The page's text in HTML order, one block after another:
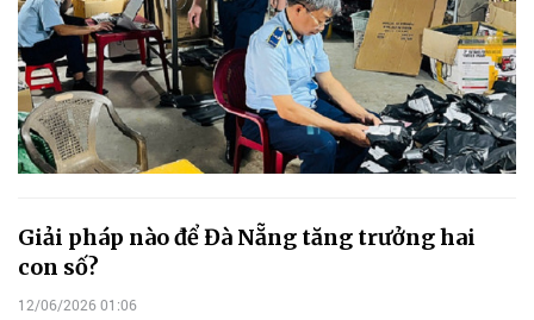
Giải pháp nào để Đà Nẵng tăng trưởng hai
con số?
12/06/2026 01:06